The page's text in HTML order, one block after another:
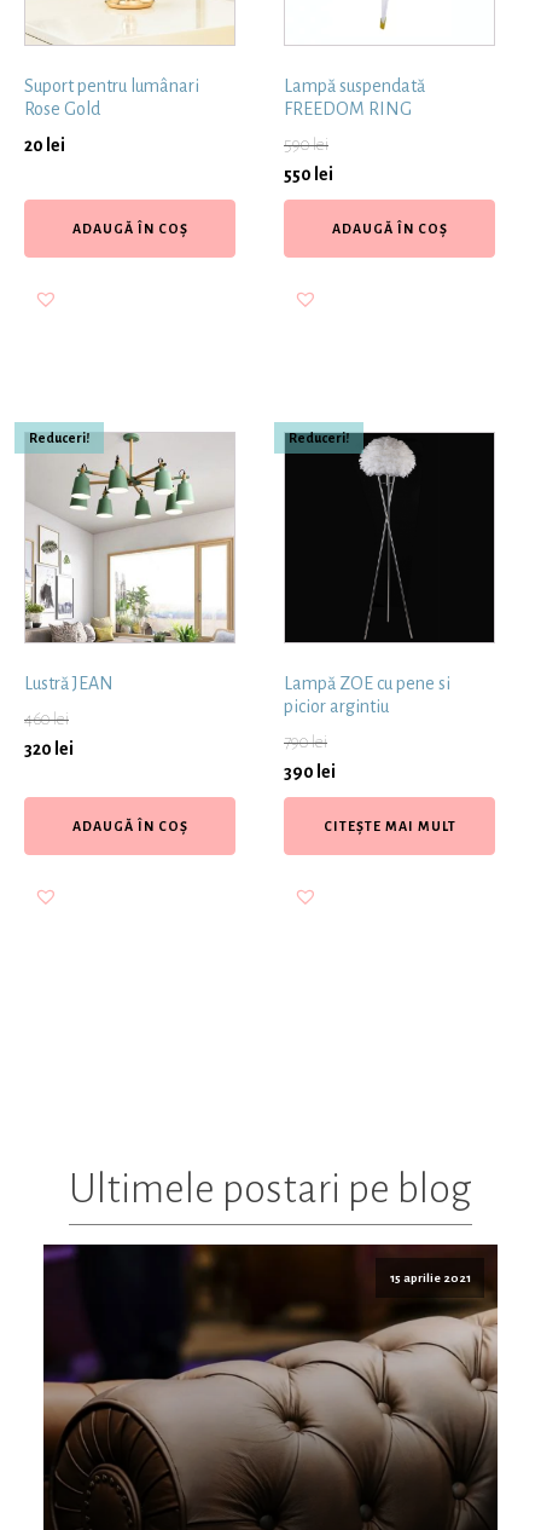
Suport pentru lumânari
Rose Gold
20 lei
ADAUGĂ ÎN COȘ
Lampă suspendată
FREEDOM RING
590lei
550 lei
ADAUGĂ ÎN COȘ
Reduceri!
Lustră JEAN
460lei
320 lei
ADAUGĂ ÎN COȘ
Reduceri!
Lampă ZOE cu pene si
picior argintiu
790lei
390 lei
CITEȘTE MAI MULT
Ultimele postari pe blog
15 aprilie 2021